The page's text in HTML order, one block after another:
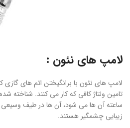
لامپ های نئون :
لامپ های نئون با برانگیختن اتم های گازی
ساعته آن ها می شود، آن ها در طیف وسیعی
زیبایی چشمگیر هستند.